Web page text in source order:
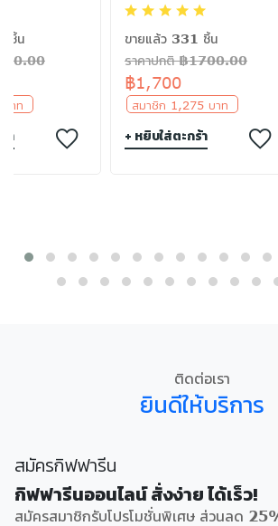
ชิ้น
าท
า
ขายแล้ว 331 ชิ้น
ราคาปกติ ฿1700.00
฿1,700
สมาชิก 1,275 บาท
+ หยิบใส่ตะกร้า
ติดต่อเรา
ยินดีให้บริการ
สมัครกิฟฟารีน
กิฟฟารีนออนไลน์ สั่งง่าย ได้เร็ว!
สมัครสมาชิกรับโปรโมชั่นพิเศษ ส่วนลด